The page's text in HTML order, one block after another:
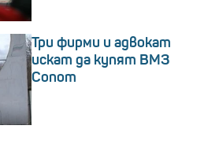
Три фирми и адвокат
искат да купят ВМЗ
Сопот